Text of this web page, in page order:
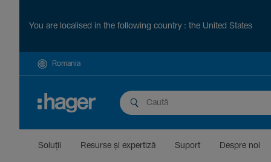
You are localised in the following country : the United States
Romania
Soluții Resurse și exper­tiză Suport Despre noi